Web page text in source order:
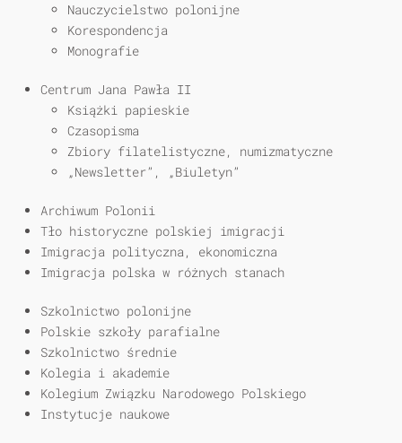
Nauczycielstwo polonijne
Korespondencja
Monografie
Centrum Jana Pawła II
Książki papieskie
Czasopisma
Zbiory filatelistyczne, numizmatyczne
„Newsletter”, „Biuletyn”
Archiwum Polonii
Tło historyczne polskiej imigracji
Imigracja polityczna, ekonomiczna
Imigracja polska w różnych stanach
Szkolnictwo polonijne
Polskie szkoły parafialne
Szkolnictwo średnie
Kolegia i akademie
Kolegium Związku Narodowego Polskiego
Instytucje naukowe